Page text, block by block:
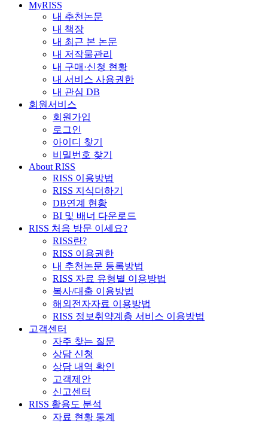
MyRISS
내 추천논문
내 책장
내 최근 본 논문
내 저작물관리
내 구매·신청 현황
내 서비스 사용권한
내 관심 DB
회원서비스
회원가입
로그인
아이디 찾기
비밀번호 찾기
About RISS
RISS 이용방법
RISS 지식더하기
DB연계 현황
BI 및 배너 다운로드
RISS 처음 방문 이세요?
RISS란?
RISS 이용권한
내 추천논문 등록방법
RISS 자료 유형별 이용방법
복사/대출 이용방법
해외전자자료 이용방법
RISS 정보취약계층 서비스 이용방법
고객센터
자주 찾는 질문
상담 신청
상담 내역 확인
고객제안
신고센터
RISS 활용도 분석
자료 현황 통계